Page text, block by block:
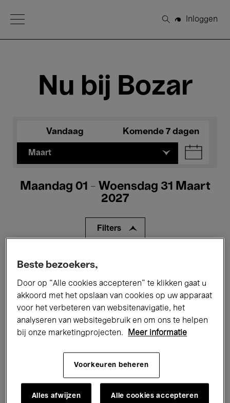
Open Menu
Zoeken
Inloggen
Nu bij Bozar
Vandaag Komende 7 dagen
Maart
Maandag 01 - Woensdag 31 Maart
2027
Filters
Alle evenementen
Tentoonstellingen Films
Performances Lezingen & Debatten
Jazz Klassieke Muziek Global Music
Voor iedereen Kids’ Palace
Beste bezoekers,
Door op “Alle cookies accepteren” te klikken gaat u
akkoord met het opslaan van cookies op uw apparaat
voor het verbeteren van websitenavigatie, het
analyseren van websitegebruik en om ons te helpen
bij onze marketingprojecten.
Meer informatie
Voorkeuren beheren
Alles afwijzen Alle cookies accepteren